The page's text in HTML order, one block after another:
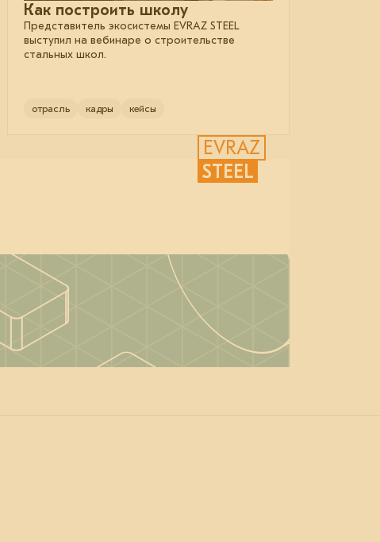
Как построить школу
Представитель экосистемы EVRAZ STEEL
выступил на вебинаре о строительстве
стальных школ.
отрасль кадры кейсы
EVRAZ
STEEL